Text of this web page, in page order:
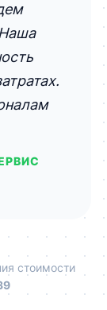
стоимости